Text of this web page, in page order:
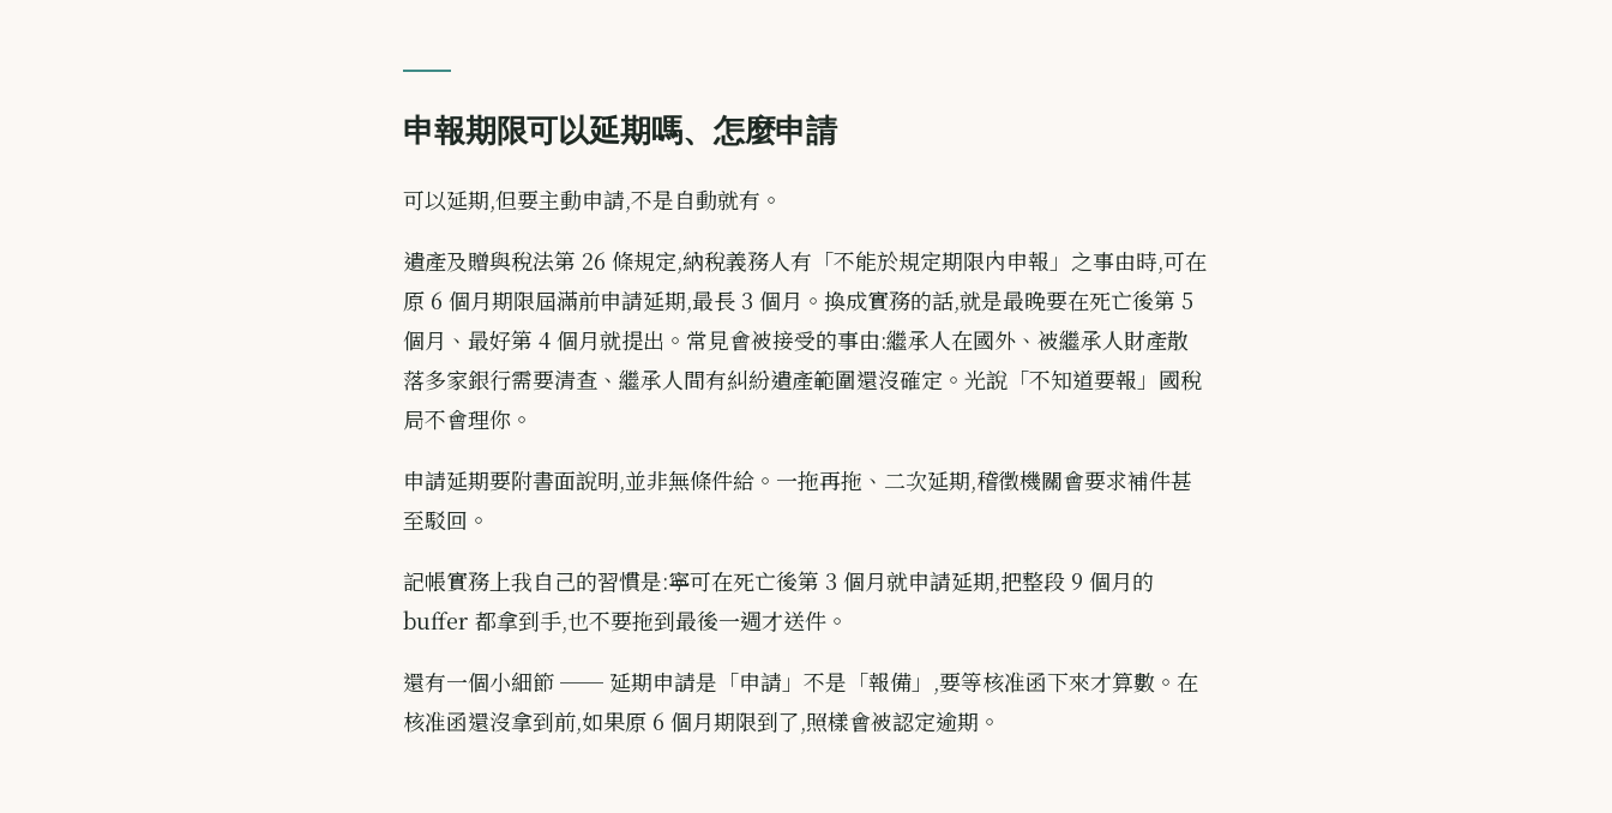
申報期限可以延期嗎、怎麼申請
可以延期,但要主動申請,不是自動就有。
遺產及贈與稅法第 26 條規定,納稅義務人有「不能於規定期限內申報」之事由時,可在
原 6 個月期限屆滿前申請延期,最長 3 個月。換成實務的話,就是最晚要在死亡後第 5
個月、最好第 4 個月就提出。常見會被接受的事由:繼承人在國外、被繼承人財產散
落多家銀行需要清查、繼承人間有糾紛遺產範圍還沒確定。光說「不知道要報」國稅
局不會理你。
申請延期要附書面說明,並非無條件給。一拖再拖、二次延期,稽徵機關會要求補件甚
至駁回。
記帳實務上我自己的習慣是:寧可在死亡後第 3 個月就申請延期,把整段 9 個月的
buffer 都拿到手,也不要拖到最後一週才送件。
還有一個小細節 ── 延期申請是「申請」不是「報備」,要等核准函下來才算數。在
核准函還沒拿到前,如果原 6 個月期限到了,照樣會被認定逾期。